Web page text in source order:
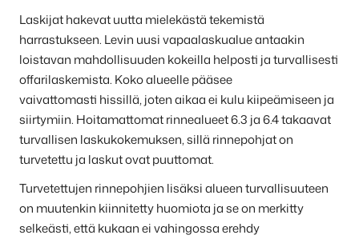
Laskijat hakevat uutta mielekästä tekemistä
harrastukseen. Levin uusi vapaalaskualue antaakin
loistavan mahdollisuuden kokeilla helposti ja turvallisesti
offarilaskemista. Koko alueelle pääsee
vaivattomasti hissillä, joten aikaa ei kulu kiipeämiseen ja
siirtymiin. Hoitamattomat rinnealueet 6.3 ja 6.4 takaavat
turvallisen laskukokemuksen, sillä rinnepohjat on
turvetettu ja laskut ovat puuttomat.
Turvetettujen rinnepohjien lisäksi alueen turvallisuuteen
on muutenkin kiinnitetty huomiota ja se on merkitty
selkeästi, että kukaan ei vahingossa erehdy